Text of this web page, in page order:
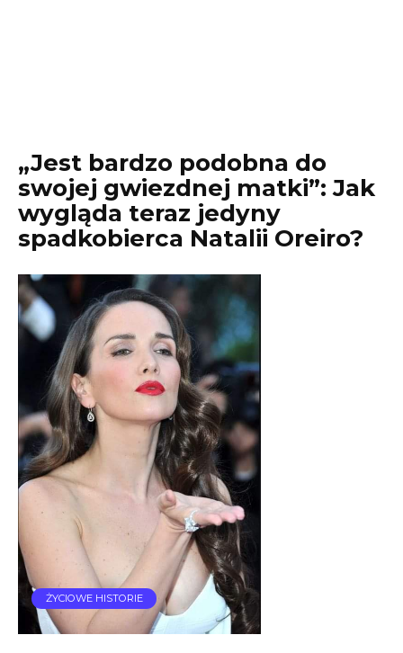
„Jest bardzo podobna do
swojej gwiezdnej matki”: Jak
wygląda teraz jedyny
spadkobierca Natalii Oreiro?
ŻYCIOWE HISTORIE